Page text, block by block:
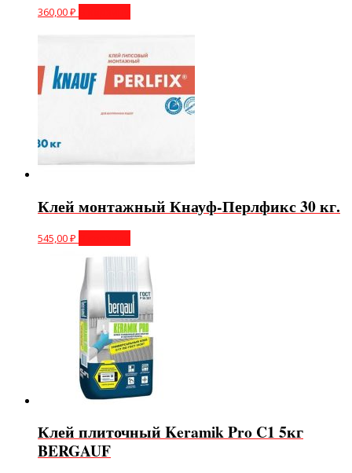
360,00₽
Клей монтажный Кнауф-Перлфикс 30 кг.
545,00₽
Клей плиточный Keramik Pro C1 5кг
BERGAUF